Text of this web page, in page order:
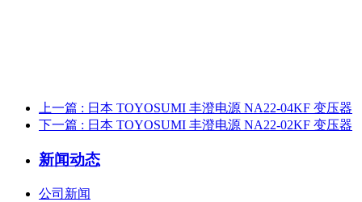
上一篇 : 日本 TOYOSUMI 丰澄电源 NA22-04KF 变压器
下一篇 : 日本 TOYOSUMI 丰澄电源 NA22-02KF 变压器
新闻动态
公司新闻